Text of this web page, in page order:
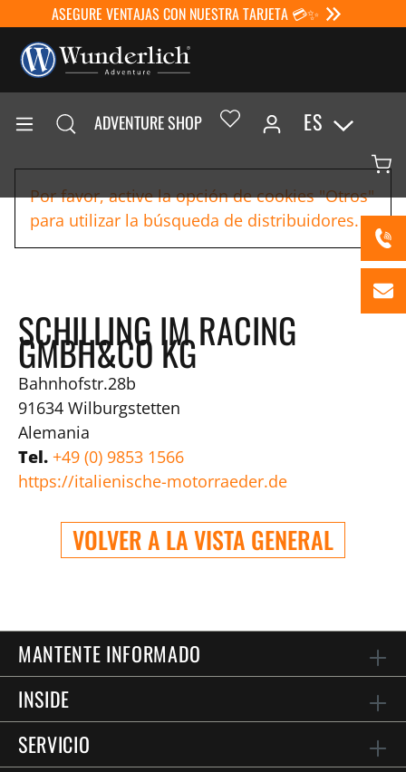
ASEGURE VENTAJAS CON NUESTRA TARJETA 💳✨
ADVENTURE SHOP ES
Por favor, active la opción de cookies "Otros"
para utilizar la búsqueda de distribuidores.
SCHILLING IM RACING
GMBH&CO KG
Bahnhofstr.28b
91634 Wilburgstetten
Alemania
Tel. +49 (0) 9853 1566
https://italienische-motorraeder.de
VOLVER A LA VISTA GENERAL
MANTENTE INFORMADO
INSIDE
SERVICIO